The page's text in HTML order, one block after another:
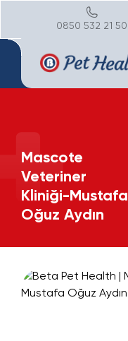
0850 532 21 50
Mascote
Veteriner
Kliniği-Mustafa
Oğuz Aydın